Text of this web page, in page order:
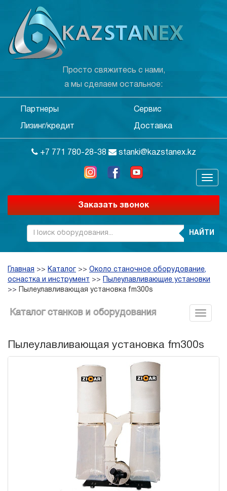
Просто свяжитесь с нами,
а мы сделаем остальное:
Партнеры Сервис
Лизинг/кредит Доставка
+7 771 780-28-38 stanki@kazstanex.kz
Заказать звонок
НАЙТИ
Главная >> Каталог >> Около станочное оборудование,
оснастка и инструмент >>
Пылеулавливающие установки
>>
Пылеулавливающая установка fm300s
Каталог станков и оборудования
Пылеулавливающая установка fm300s